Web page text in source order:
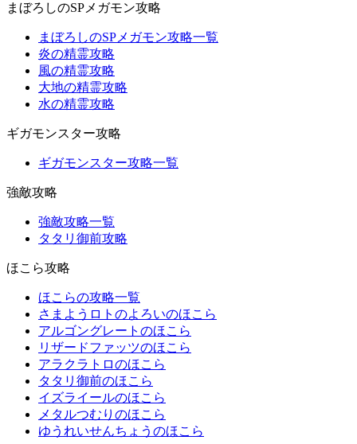
まぼろしのSPメガモン攻略
まぼろしのSPメガモン攻略一覧
炎の精霊攻略
風の精霊攻略
大地の精霊攻略
水の精霊攻略
ギガモンスター攻略
ギガモンスター攻略一覧
強敵攻略
強敵攻略一覧
タタリ御前攻略
ほこら攻略
ほこらの攻略一覧
さまようロトのよろいのほこら
アルゴングレートのほこら
リザードファッツのほこら
アラクラトロのほこら
タタリ御前のほこら
イズライールのほこら
メタルつむりのほこら
ゆうれいせんちょうのほこら